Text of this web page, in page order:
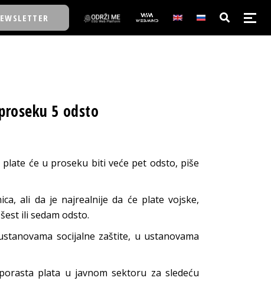
SCHOOL
5 odsto
će u proseku biti veće pet odsto, piše
ali da je najrealnije da će plate vojske,
ili sedam odsto.
socijalne zaštite, u ustanovama
plata u javnom sektoru za sledeću